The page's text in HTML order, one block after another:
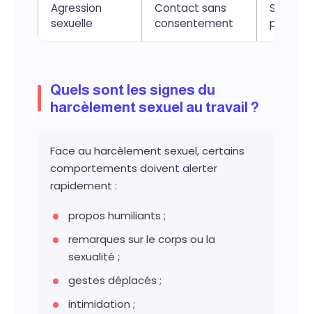
Agression
sexuelle
Contact sans
consentement
pénale
Quels sont les signes du
harcèlement sexuel au travail ?
Face au harcèlement sexuel, certains
comportements doivent alerter
rapidement :
propos humiliants ;
remarques sur le corps ou la
sexualité ;
gestes déplacés ;
intimidation ;